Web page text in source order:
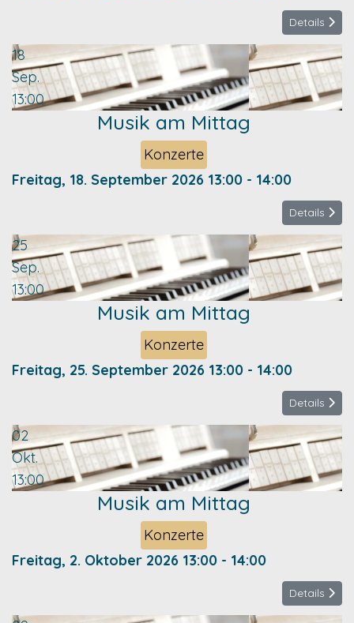
Details
18
Sep.
13:00
Musik am Mittag
Konzerte
Freitag, 18. September 2026 13:00 - 14:00
Details
25
Sep.
13:00
Musik am Mittag
Konzerte
Freitag, 25. September 2026 13:00 - 14:00
Details
02
Okt.
13:00
Musik am Mittag
Konzerte
Freitag, 2. Oktober 2026 13:00 - 14:00
Details